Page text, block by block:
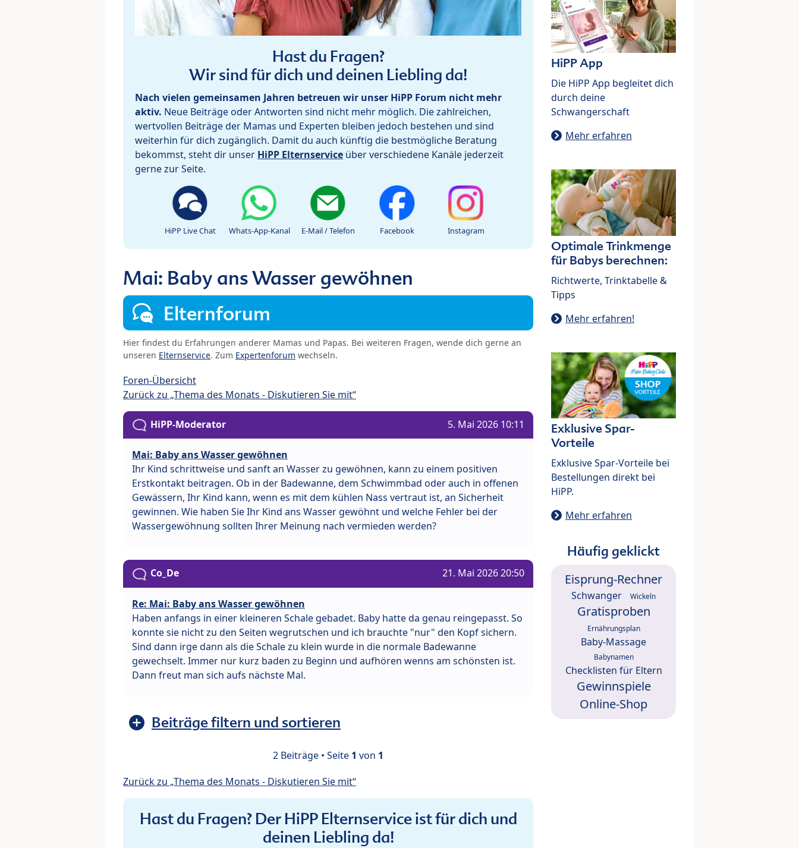
Hast du Fragen?
Wir sind für dich und deinen Liebling da!
Nach vielen gemeinsamen Jahren betreuen wir unser HiPP Forum nicht mehr
aktiv. Neue Beiträge oder Antworten sind nicht mehr möglich. Die zahlreichen,
wertvollen Beiträge der Mamas und Experten bleiben jedoch bestehen und sind
weiterhin für dich zugänglich. Damit du auch künftig die bestmögliche Beratung
bekommst, steht dir unser HiPP Elternservice über verschiedene Kanäle jederzeit
gerne zur Seite.
HiPP Live Chat Whats-App-Kanal E-Mail / Telefon Facebook Instagram
Mai: Baby ans Wasser gewöhnen
Elternforum
Hier findest du Erfahrungen anderer Mamas und Papas. Bei weiteren Fragen, wende dich gerne an
unseren Elternservice. Zum Expertenforum wechseln.
Foren-Übersicht
Zurück zu „Thema des Monats - Diskutieren Sie mit“
HiPP-Moderator 5. Mai 2026 10:11
Mai: Baby ans Wasser gewöhnen
Ihr Kind schrittweise und sanft an Wasser zu gewöhnen, kann zu einem positiven
Erstkontakt beitragen. Ob in der Badewanne, dem Schwimmbad oder auch in offenen
Gewässern, Ihr Kind kann, wenn es mit dem kühlen Nass vertraut ist, an Sicherheit
gewinnen. Wie haben Sie Ihr Kind ans Wasser gewöhnt und welche Fehler bei der
Wassergewöhnung sollten Ihrer Meinung nach vermieden werden?
Co_De 21. Mai 2026 20:50
Re: Mai: Baby ans Wasser gewöhnen
Haben anfangs in einer kleineren Schale gebadet. Baby hatte da genau reingepasst. So
konnte sie nicht zu den Seiten wegrutschen und ich brauchte "nur" den Kopf sichern.
Sind dann irge dann als die Schale zu klein wurde in die normale Badewanne
gewechselt. Immer nur kurz baden zu Beginn und aufhören wenns am schönsten ist.
Dann freut man sich aufs nächste Mal.
Beiträge filtern und sortieren
2 Beiträge • Seite 1 von 1
Zurück zu „Thema des Monats - Diskutieren Sie mit“
Hast du Fragen? Der HiPP Elternservice ist für dich und
deinen Liebling da!
HiPP App
Die HiPP App begleitet dich
durch deine
Schwangerschaft
Mehr erfahren
Optimale Trinkmenge
für Babys berechnen:
Richtwerte, Trinktabelle &
Tipps
Mehr erfahren!
Exklusive Spar-
Vorteile
Exklusive Spar-Vorteile bei
Bestellungen direkt bei
HiPP.
Mehr erfahren
Häufig geklickt
Eisprung-Rechner
Schwanger Wickeln
Gratisproben
Ernährungsplan
Baby-Massage
Babynamen
Checklisten für Eltern
Gewinnspiele
Online-Shop